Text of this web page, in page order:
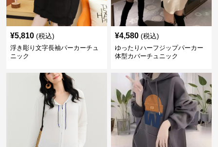
¥5,810 (税込)
浮き彫り文字長袖パーカーチュ
ニック
¥4,580 (税込)
ゆったりハーフジップパーカー
体型カバーチュニック